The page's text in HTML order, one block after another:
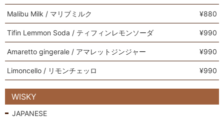
Malibu Milk / マリブミルク ¥880
Tifin Lemmon Soda / ティフィンレモンソーダ ¥990
Amaretto gingerale / アマレットジンジャー ¥990
Limoncello / リモンチェッロ ¥990
WISKY
JAPANESE